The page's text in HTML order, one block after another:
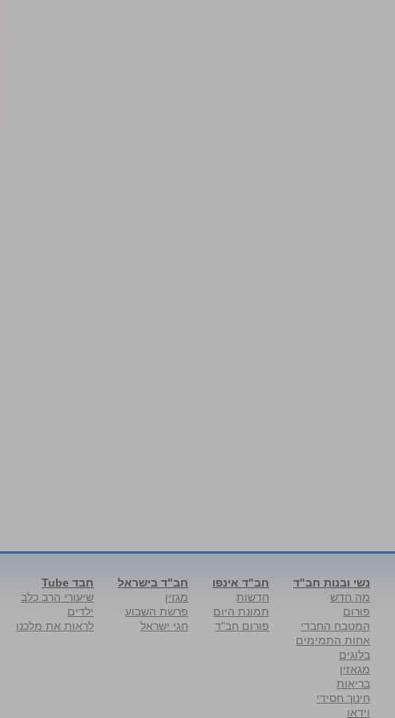
נשי ובנות חב"ד
מה חדש
פורום
המטבח החבדי
אחות התמימים
בלוגים
מגאזין
בריאות
חינוך חסידי
וידאו
חב"ד אינפו
חדשות
תמונת היום
פורום חב"ד
חב"ד בישראל
מגזין
פרשת השבוע
חגי ישראל
חבד Tube
שיעורי הרב כלב
ילדים
לראות את מלכנו